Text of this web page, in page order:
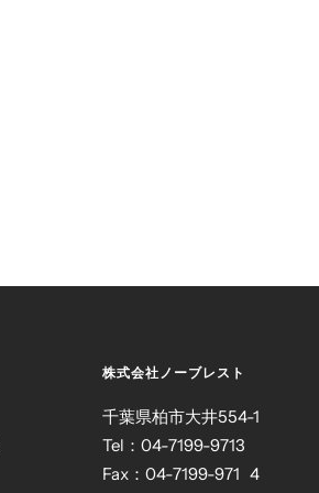
株式会社ノーブレスト
千葉県柏市大井554-1
Tel：04-7199-9713
Fax：04-7199-971 4